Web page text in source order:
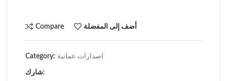
Compare أضف إلى المفضلة
Category: اصدارات عمانية
شارك: